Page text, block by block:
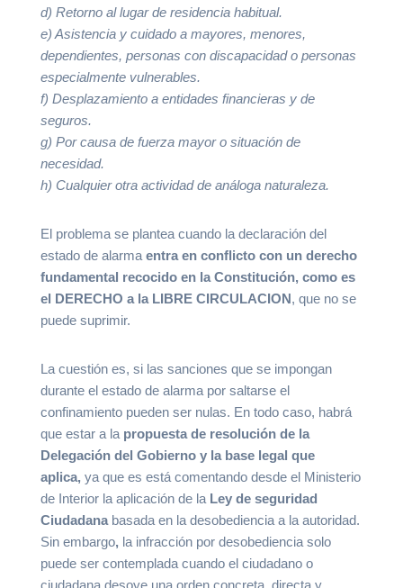
d) Retorno al lugar de residencia habitual.
e) Asistencia y cuidado a mayores, menores,
dependientes, personas con discapacidad o personas
especialmente vulnerables.
f) Desplazamiento a entidades financieras y de
seguros.
g) Por causa de fuerza mayor o situación de
necesidad.
h) Cualquier otra actividad de análoga naturaleza.
El problema se plantea cuando la declaración del
estado de alarmaentra en conflicto con un derecho
fundamental recocido en la Constitución, como es
el DERECHO a la LIBRE CIRCULACION, que no se
puede suprimir.
La cuestión es, si las sanciones que se impongan
durante el estado de alarma por saltarse el
confinamiento pueden ser nulas. En todo caso, habrá
que estar a lapropuesta de resolución de la
Delegación del Gobierno y la base legal que
aplica, ya que es está comentando desde el Ministerio
de Interior la aplicación de la Ley de seguridad
Ciudadanabasada en la desobediencia a la autoridad.
Sin embargo, la infracción por desobediencia solo
puede ser contemplada cuando el ciudadano o